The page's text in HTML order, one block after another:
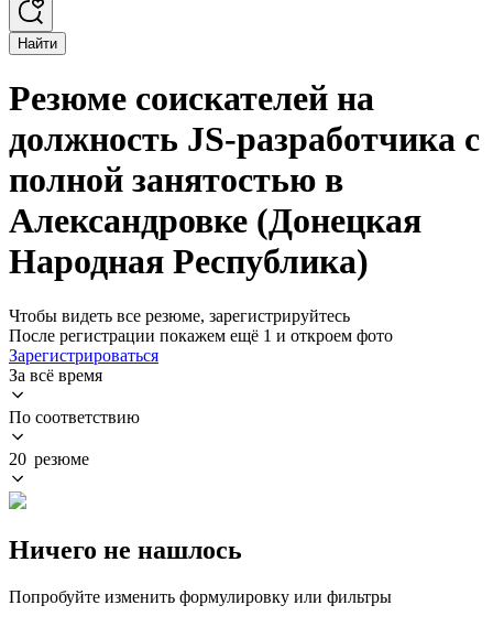
Найти
Резюме соискателей на
должность JS-разработчика с
полной занятостью в
Александровке (Донецкая
Народная Республика)
Чтобы видеть все резюме, зарегистрируйтесь
После регистрации покажем ещё 1 и откроем фото
Зарегистрироваться
За всё время
По соответствию
20 резюме
Ничего не нашлось
Попробуйте изменить формулировку или фильтры